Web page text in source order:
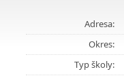
Adresa:
Okres:
Typ školy: